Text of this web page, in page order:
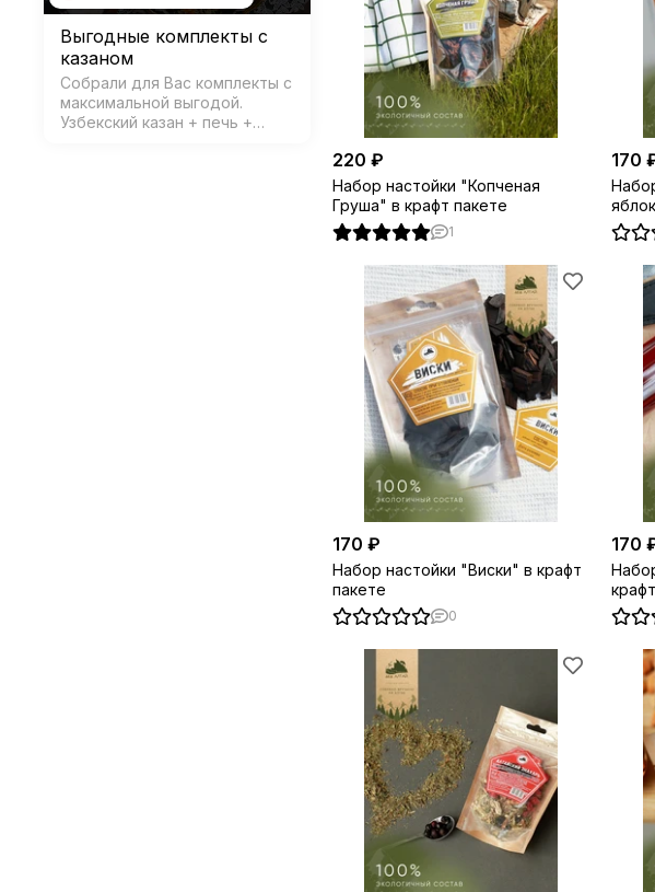
220 ₽
Набор настойки "Копченая
Груша" в крафт пакете
1
170
170 ₽
Набор настойки "Виски" в крафт
пакете
0
170
Выгодные комплекты с
казаном
Собрали для Вас комплекты с
максимальной выгодой.
Узбекский казан + печь +